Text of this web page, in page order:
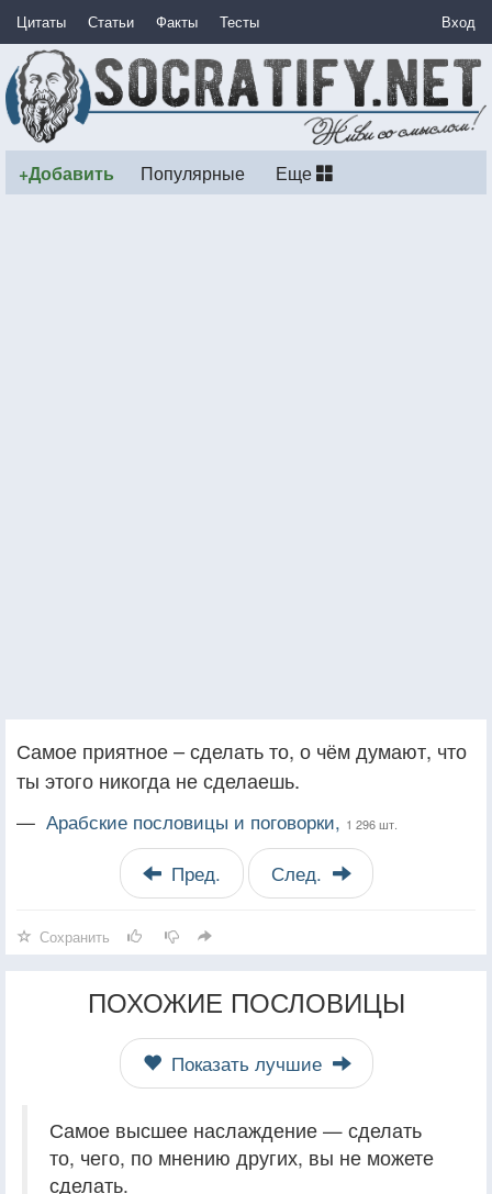
Цитаты Статьи Факты Тесты Вход
+Добавить Популярные Еще
Самое приятное – сделать то, о чём думают, что
ты этого никогда не сделаешь.
— Арабские пословицы и поговорки, 1 296 шт.
Пред. След.
Сохранить
ПОХОЖИЕ ПОСЛОВИЦЫ
Показать лучшие
Самое высшее наслаждение — сделать
то, чего, по мнению других, вы не можете
сделать.